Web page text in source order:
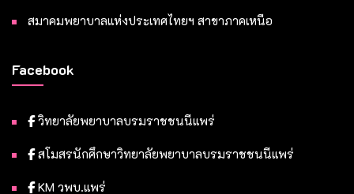
สมาคมพยาบาลแห่งประเทศไทยฯ สาขาภาคเหนือ
Facebook
วิทยาลัยพยาบาลบรมราชชนนีแพร่
สโมสรนักศึกษาวิทยาลัยพยาบาลบรมราชชนนีแพร่
KM วพบ.แพร่